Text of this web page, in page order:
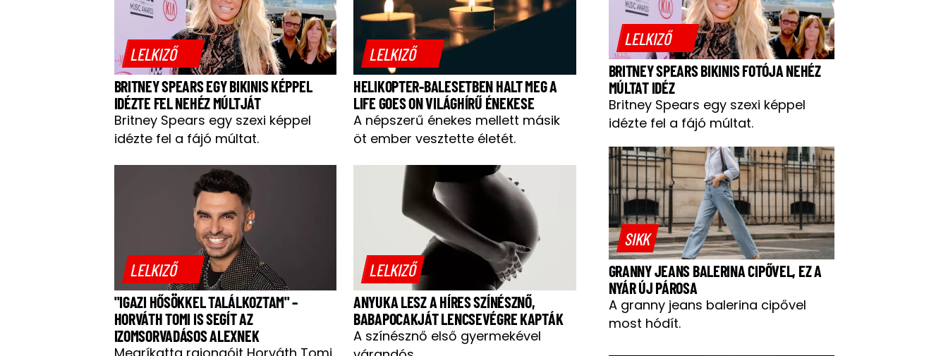
LELKIZŐ
BRITNEY SPEARS EGY BIKINIS KÉPPEL
IDÉZTE FEL NEHÉZ MÚLTJÁT
Britney Spears egy szexi képpel
idézte fel a fájó múltat.
LELKIZŐ
HELIKOPTER-BALESETBEN HALT MEG A
LIFE GOES ON VILÁGHÍRŰ ÉNEKESE
A népszerű énekes mellett másik
öt ember vesztette életét.
LELKIZŐ
"IGAZI HŐSÖKKEL TALÁLKOZTAM" –
HORVÁTH TOMI IS SEGÍT AZ
IZOMSORVADÁSOS ALEXNEK
LELKIZŐ
ANYUKA LESZ A HÍRES SZÍNÉSZNŐ,
BABAPOCAKJÁT LENCSEVÉGRE KAPTÁK
A színésznő első gyermekével
LELKIZŐ
BRITNEY SPEARS BIKINIS FOTÓJA NEHÉZ
MÚLTAT IDÉZ
Britney Spears egy szexi képpel
idézte fel a fájó múltat.
SIKK
GRANNY JEANS BALERINA CIPŐVEL, EZ A
NYÁR ÚJ PÁROSA
A granny jeans balerina cipővel
most hódít.